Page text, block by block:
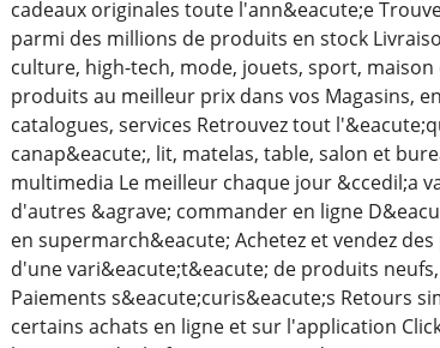
cadeaux originales toute l'ann&eacute;e
parmi des millions de produits en stock
culture, high-tech, mode, jouets, sport,
produits au meilleur prix dans vos Magasins,
catalogues, services Retrouvez tout
canap&eacute;, lit, matelas, table, salon et
multimedia Le meilleur chaque jour &ccedil;a
d'autres &agrave; commander en ligne
en supermarch&eacute; Achetez et vendez
d'une vari&eacute;t&eacute; de produits
Paiements s&eacute;curis&eacute;s Retours
certains achats en ligne et sur l'application